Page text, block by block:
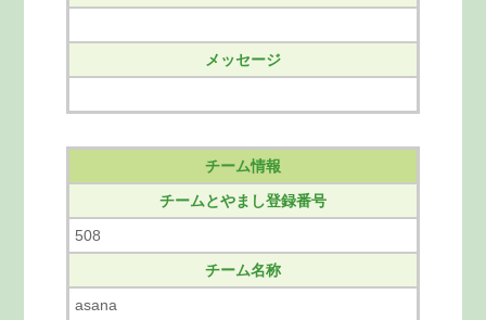
メッセージ
チーム情報
チームとやまし登録番号
508
チーム名称
asana